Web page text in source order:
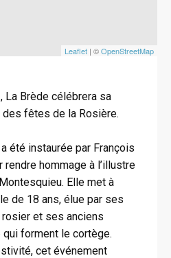
Leaflet | ©OpenStreetMap
La Brède célébrera sa
des fêtes de la Rosière.
été instaurée par François
hommage à l’illustre
Elle met à
de 18 ans, élue par ses
et ses anciens
forment le cortège.
cet événement